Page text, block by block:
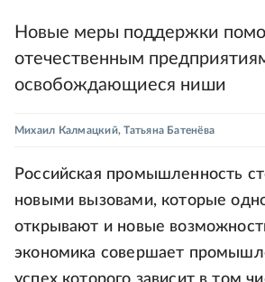
Новые меры поддержки
отечественным
освобождающиеся ниши
Михаил Калмацкий,Татьяна Батенёва
Российская промышленность
новыми вызовами, которые
открывают и новые
экономика совершает